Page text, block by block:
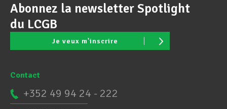
Abonnez la newsletter Spotlight
du LCGB
Je veux m'inscrire
Contact
+352 49 94 24 - 222